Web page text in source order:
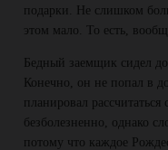
подарки. Не слишком
этом мало. То есть,
Бедный заемщик сидел
Конечно, он не попал в
планировал
безболезненно, однако
потому что каждое